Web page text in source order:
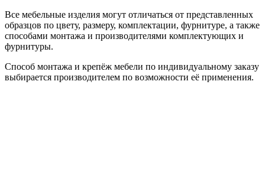
Все мебельные изделия могут отличаться от представленных
образцов по цвету, размеру, комплектации, фурнитуре, а также
способами монтажа и производителями комплектующих и
фурнитуры.
Способ монтажа и крепёж мебели по индивидуальному заказу
выбирается производителем по возможности её применения.